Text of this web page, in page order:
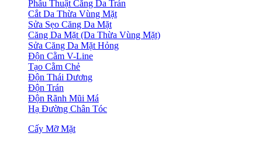
Phẫu Thuật Căng Da Trán
Cắt Da Thừa Vùng Mặt
Sửa Sẹo Căng Da Mặt
Căng Da Mặt (Da Thừa Vùng Mặt)
Sửa Căng Da Mặt Hỏng
Độn Cằm V-Line
Tạo Cằm Chẻ
Độn Thái Dương
Độn Trán
Độn Rãnh Mũi Má
Hạ Đường Chân Tóc
Cấy Mỡ Mặt